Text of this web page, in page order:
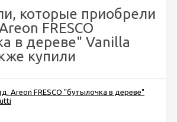
которые приобрели
FRESCO
в дереве" Vanilla
купили
Areon FRESCO "бутылочка в дереве"